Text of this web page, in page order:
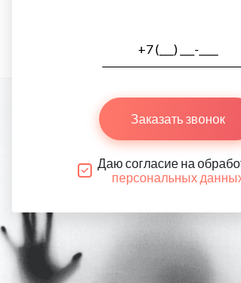
Заказать звонок
Даю согласие на
персональных